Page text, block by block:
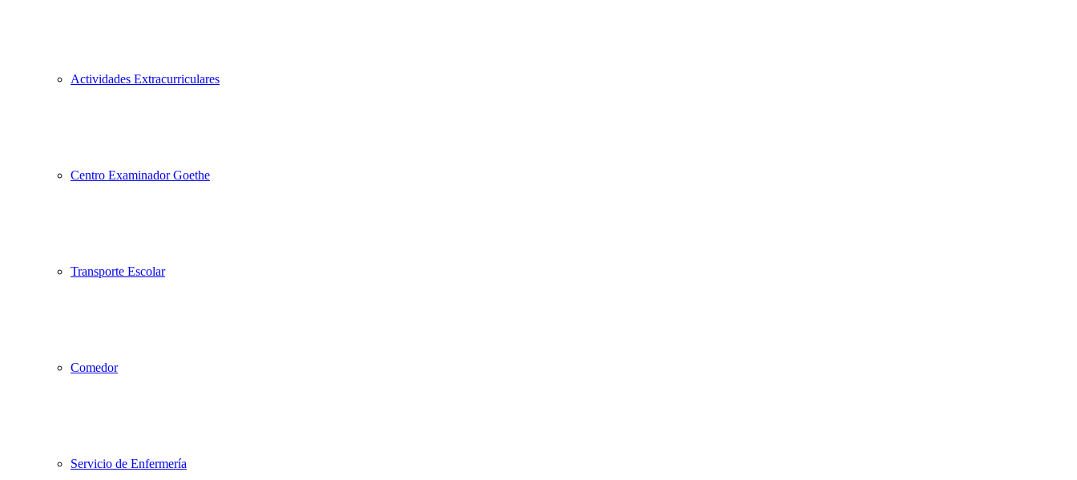
Actividades Extracurriculares
Centro Examinador Goethe
Transporte Escolar
Comedor
Servicio de Enfermería